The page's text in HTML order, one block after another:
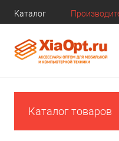
Каталог
Каталог товаров